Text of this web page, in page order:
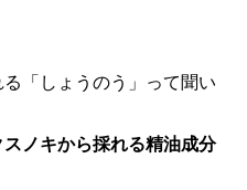
「しょうのう」って聞い
スノキから採れる精油成分